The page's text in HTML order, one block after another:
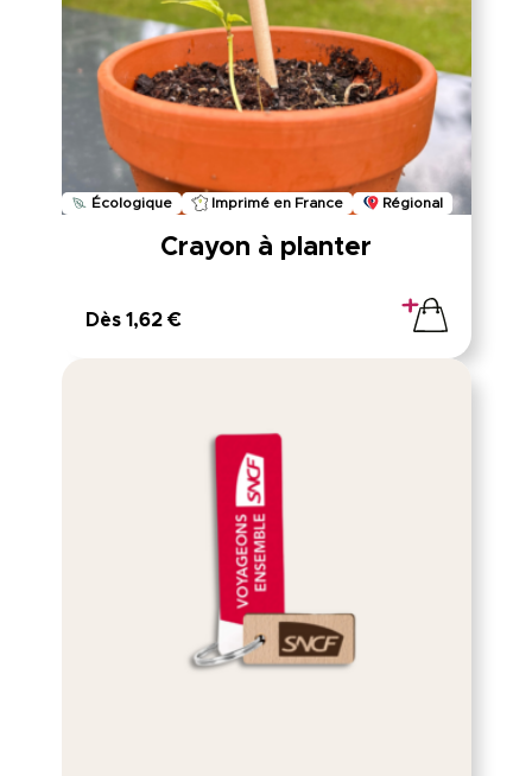
Écologique Imprimé en France Régional
Crayon à planter
Dès 1,62 €